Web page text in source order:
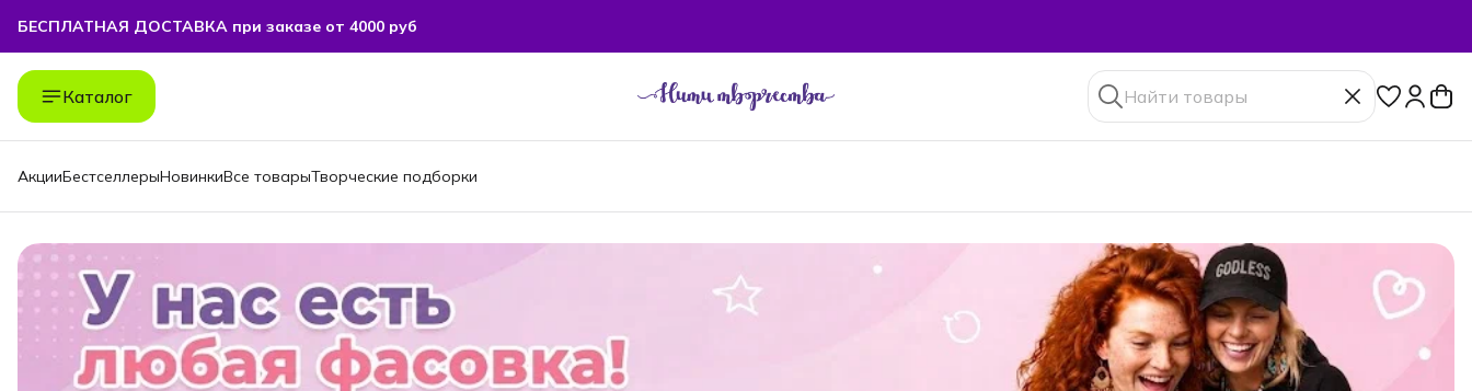
БЕСПЛАТНАЯ ДОСТАВКА при заказе от 4000 руб
БЕСПЛАТНАЯ ДОСТАВКА при заказе от 4000 руб
Каталог
АкцииБестселлерыНовинкиВсе товарыТворческие подборки